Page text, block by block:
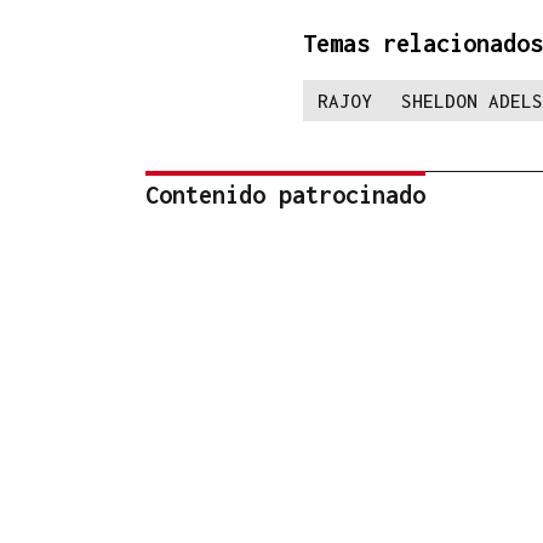
Temas relacionados
RAJOY SHELDON
Contenido patrocinado